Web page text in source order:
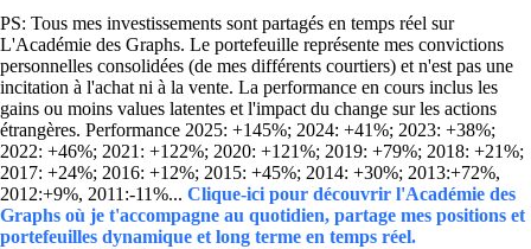
PS: Tous mes investissements sont partagés en temps réel sur
L'Académie des Graphs. Le portefeuille représente mes convictions
personnelles consolidées (de mes différents courtiers) et n'est pas une
incitation à l'achat ni à la vente. La performance en cours inclus les
gains ou moins values latentes et l'impact du change sur les actions
étrangères. Performance 2025: +145%; 2024: +41%; 2023: +38%;
2022: +46%; 2021: +122%; 2020: +121%; 2019: +79%; 2018: +21%;
2017: +24%; 2016: +12%; 2015: +45%; 2014: +30%; 2013:+72%,
2012:+9%, 2011:-11%... Clique-ici pour découvrir l'Académie des
Graphs où je t'accompagne au quotidien, partage mes positions et
portefeuilles dynamique et long terme en temps réel.